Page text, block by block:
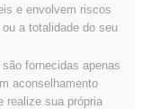
~100.00% abaixo
e envolvem riscos
a totalidade do seu
fornecidas apenas
aconselhamento
realize sua própria